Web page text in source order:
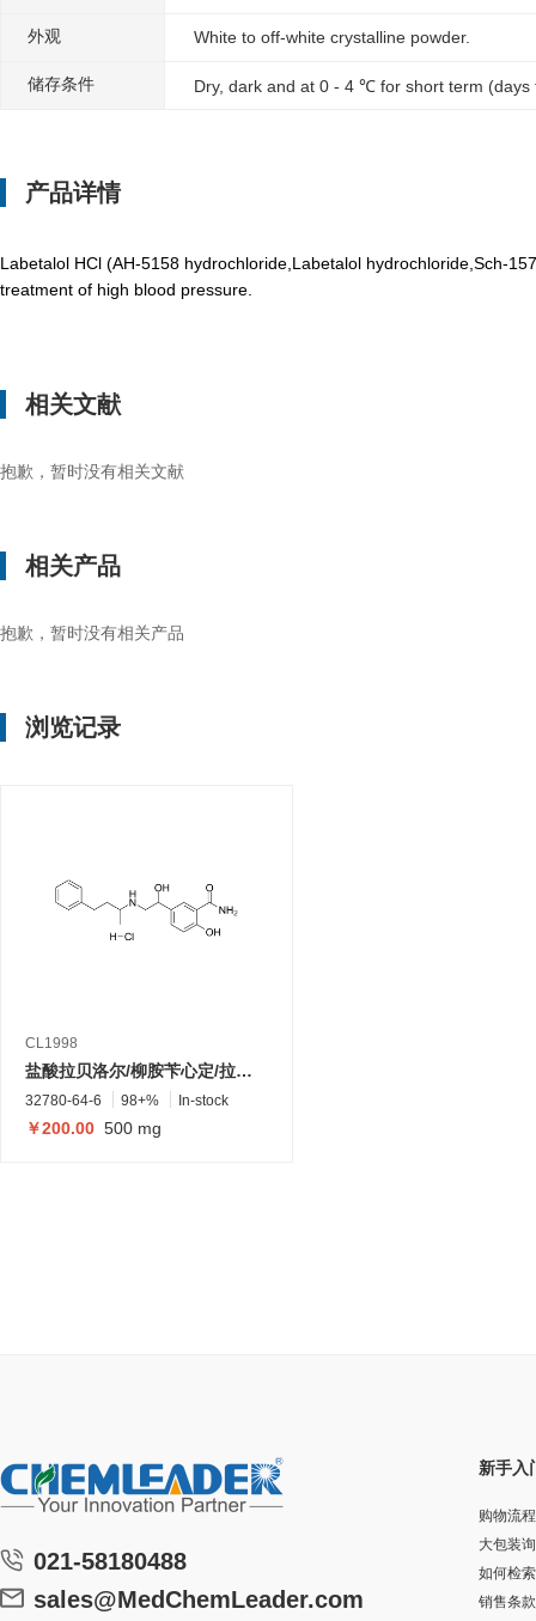
外观 White to off-white crystalline powder.
储存条件 Dry, dark and at 0 - 4 ℃ for short term
产品详情
Labetalol HCl (AH-5158 hydrochloride,Labetalol hydrochloride,Sch-
treatment of high blood pressure.
相关文献
抱歉，暂时没有相关文献
相关产品
抱歉，暂时没有相关产品
浏览记录
CL1998
盐酸拉贝洛尔/柳胺苄心定/拉贝洛尔盐酸盐
32780-64-6 98+% In-stock
￥200.00 500 mg
021-58180488
sales@MedChemLeader.com
新手入
购物流程
大包装
如何检索
销售条款